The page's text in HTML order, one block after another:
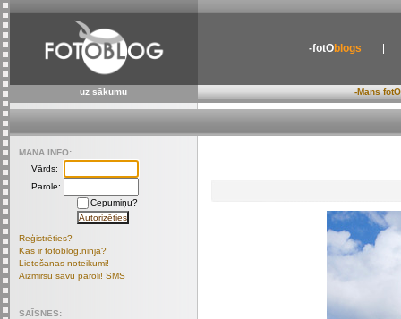
-fotOblogs
uz sākumu -Mans
MANA INFO:
Vārds:
Parole:
Cepumiņu?
Reģistrēties?
Kas ir fotoblog.ninja?
Lietošanas noteikumi!
Aizmirsu savu paroli! SMS
SAĪSNES: